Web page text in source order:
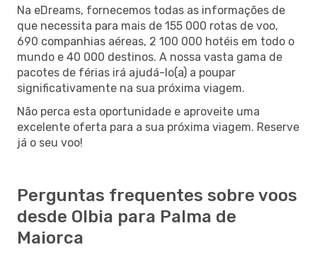
Na eDreams, fornecemos todas as informações de
que necessita para mais de 155 000 rotas de voo,
690 companhias aéreas, 2 100 000 hotéis em todo o
mundo e 40 000 destinos. A nossa vasta gama de
pacotes de férias irá ajudá-lo(a) a poupar
significativamente na sua próxima viagem.
Não perca esta oportunidade e aproveite uma
excelente oferta para a sua próxima viagem. Reserve
já o seu voo!
Perguntas frequentes sobre voos
desde Olbia para Palma de
Maiorca